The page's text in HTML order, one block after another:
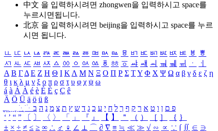
中文 을 입력하시려면 zhongwen을 입력하시고 space를
누르시면됩니다.
北京 을 입력하시려면 beijing을 입력하시고 space를 누르
시면 됩니다.
ㅥ ㅦ ㅧ ㅨ ㅩ ㅪ ㅫ ㅬ ㅭ ㅮ ㅯ ㅰ ㅱ ㅲ ㅳ ㅴ ㅵ ㅶ ㅷ ㅸ
ㅹ
ㅺ ㅻ ㅼ ㅽ ㅾ ㅿ ㆀ ㆁ ㆂ ㆃ ㆄ ㆅ ㆆ ㆇ ㆈ ㆉ ㆊ ㆋ ㆌ ㆍ
ㆎ
Α Β ΓΔ Ε Ζ Η Θ Ι ΚΛ Μ Ν Ξ Ο Π Ρ Σ ΤΥ Φ Χ Ψ Ω α β γ δ ε ζ η
θ ι κ λ μ ν ξ ο π ρ σ τ υ φ χ ψ ω
á à Á À é è É È ç Ç ê
Ä Ö Ü ä ö ü ß
ִֶֹ ֻּ ׁׂ פ ם ן ו ט א ר ק ף ך ל ח י ע כ ג ד ש ץ ת צ מ נ ה ב
‘ ’ “ ” 〔 〕 〈 〉 「 」 『 』 【 】 ＂ （ ） ［ ］ ｛ ｝
± × ÷ ≠ ≤ ≥ ∞ ∴ ♂ ♀ ∠ ⊥ ⌒ ∂ ∇ ≡ ≒ ≪ ≫ √ ∽ ∝ ∵ ∫ ∬ ∈ ∋